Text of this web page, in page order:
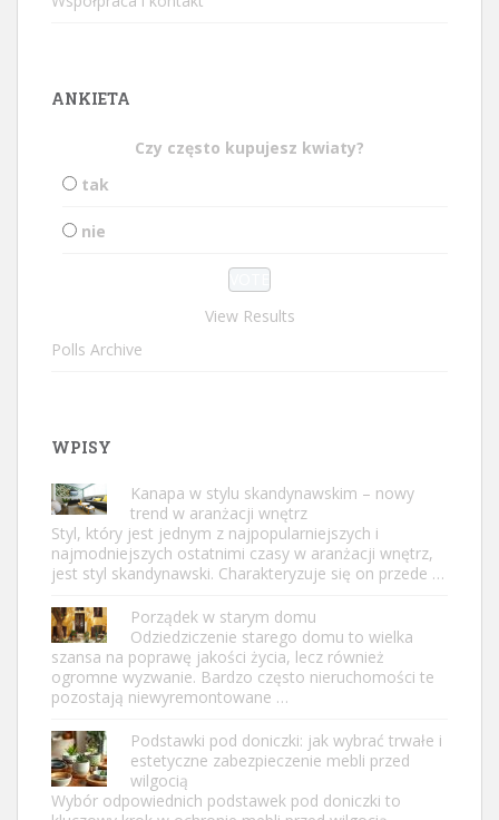
ANKIETA
Czy często kupujesz kwiaty?
tak
nie
View Results
Polls Archive
WPISY
Kanapa w stylu skandynawskim – nowy
trend w aranżacji wnętrz
Styl, który jest jednym z najpopularniejszych i
najmodniejszych ostatnimi czasy w aranżacji wnętrz,
jest styl skandynawski. Charakteryzuje się on przede …
Porządek w starym domu
Odziedziczenie starego domu to wielka
szansa na poprawę jakości życia, lecz również
ogromne wyzwanie. Bardzo często nieruchomości te
pozostają niewyremontowane …
Podstawki pod doniczki: jak wybrać trwałe i
estetyczne zabezpieczenie mebli przed
wilgocią
Wybór odpowiednich podstawek pod doniczki to